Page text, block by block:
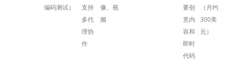
编码测试）
支持
多代
理协
作
像、视
频
要创
意内
容和
即时
代码
（月约
300美
元）